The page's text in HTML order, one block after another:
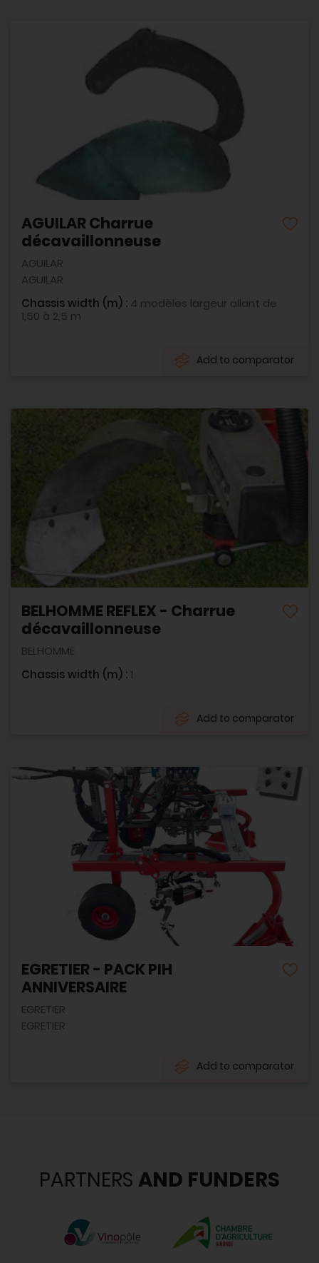
AGUILAR Charrue
décavaillonneuse
AGUILAR
AGUILAR
Chassis width (m) : 4 modèles largeur allant de
1,50 à 2,5 m
Add to comparator
BELHOMME REFLEX - Charrue
décavaillonneuse
BELHOMME
Chassis width (m) :1
Add to comparator
EGRETIER - PACK PIH
ANNIVERSAIRE
EGRETIER
EGRETIER
Add to comparator
PARTNERS AND FUNDERS